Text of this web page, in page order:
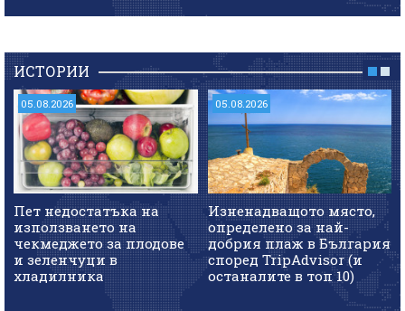
ИСТОРИИ
05.08.2026
Пет недостатъка на
използването на
чекмеджето за плодове
и зеленчуци в
хладилника
05.08.2026
Изненадващото място,
определено за най-
добрия плаж в България
според TripAdvisor (и
останалите в топ 10)